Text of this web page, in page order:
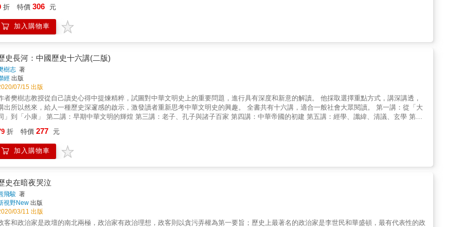
向成功。這些「狠」角色，從另一個角度詮釋著歷史，詮釋著女性，讓人類枯燥的歷史權勢鬥爭中呈現繽紛的色彩。
折 特價 306 元
加入購物車
史長河：中國歷史十六講(二版)
樹志 著
經 出版
07/15 出版
者樊樹志教授從自己讀史心得中提煉精粹，試圖對中華文明史上的重要問題，進行具有深度和新意的解讀。 他採取選擇重點方式，講深講透，
出所以然來，給人一種歷史深邃感的啟示，激發讀者重新思考中華文明史的興趣。 全書共有十六講，適合一般社會大眾閱讀。 第一講：從「大
康」 第二講：早期中華文明的輝煌 第三講：老子、孔子與諸子百家 第四講：中華帝國的初建 第五講：經學、讖緯、清議、玄學 第六
學的新發展及其社會影響 第十一講：騎馬民族馳騁的時代 第十二講：明帝國的專制政治 第十三講：朋黨之爭與文人社團 第十四講：面向
折 特價 277 元
加入購物車
史在暗夜哭泣
飛駿 著
視野New 出版
03/11 出版
客和政治家是政壇的南北兩極，政治家有政治理想，政客則以貪污弄權為第一要旨；歷史上最著名的政治家是李世民和華盛頓，最有代表性的政